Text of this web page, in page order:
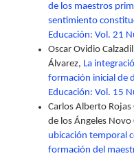
de los maestros
sentimiento
Educación: Vol. 21
Oscar Ovidio
Álvarez, La
formación inicial de
Educación: Vol. 15
Carlos Alberto
de los Ángeles Novo
ubicación temporal
formación del